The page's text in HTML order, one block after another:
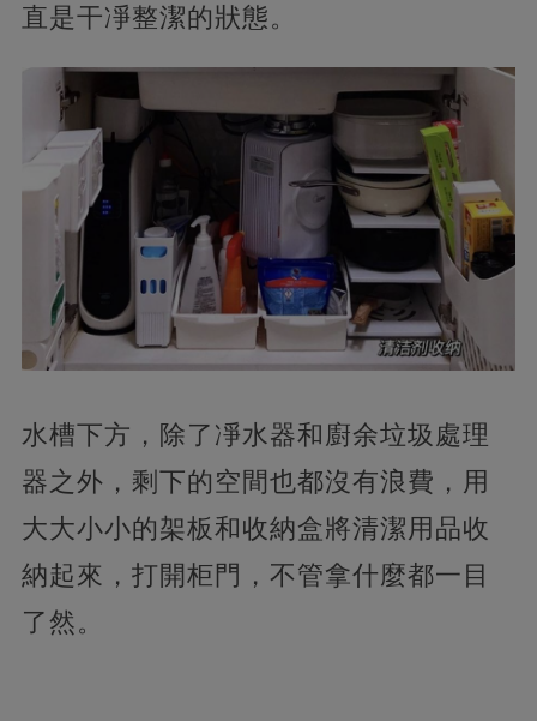
直是干凈整潔的狀態。
水槽下方，除了凈水器和廚余垃圾處理
器之外，剩下的空間也都沒有浪費，用
大大小小的架板和收納盒將清潔用品收
納起來，打開柜門，不管拿什麼都一目
了然。